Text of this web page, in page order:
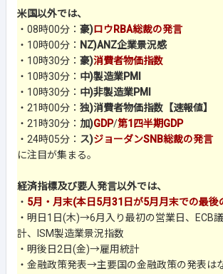
米国以外では、
・08時00分： 豪)ロウRBA総裁の発言
・10時00分： NZ)ANZ企業景況感
・10時30分： 豪)消費者物価指数
・10時30分： 中)製造業PMI
・10時30分： 中)非製造業PMI
・21時00分： 独)消費者物価指数【速報値】
・21時30分： 加)GDP/第1四半期GDP
・24時05分： ス)ジョーダンSNB総裁の発言
に注目が集まる。
経済指標及び要人発言以外では、
・ 5月・月末(本日5月31日が5月月末での最後
・明日1日(木)→6月入り最初の営業日、ECB
計、ISM製造業景況指数
・明後日2日(金)→雇用統計
・金融政策発表→主要国の金融政策の発表は